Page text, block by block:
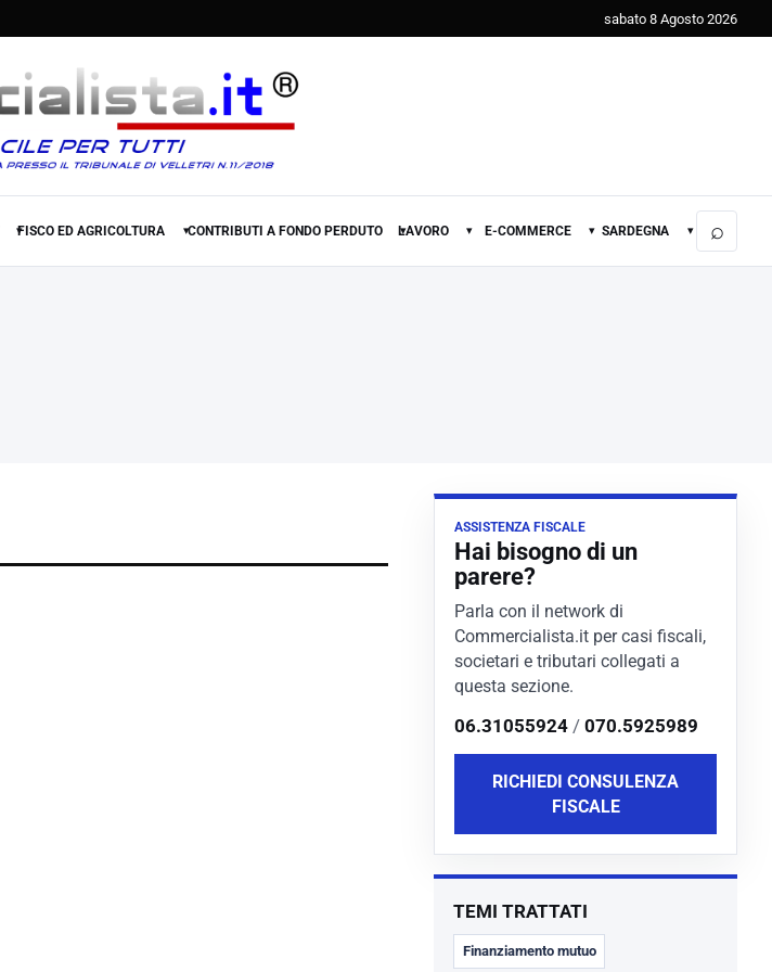
sabato 8 Agosto 2026
▾
FISCO ED AGRICOLTURA ▾CONTRIBUTI A FONDO PERDUTO ▾
LAVORO ▾ E-COMMERCE ▾ SARDEGNA ▾ ⌕
ASSISTENZA FISCALE
Hai bisogno di un
parere?
Parla con il network di
Commercialista.it per casi fiscali,
societari e tributari collegati a
questa sezione.
06.31055924 / 070.5925989
RICHIEDI CONSULENZA
FISCALE
TEMI TRATTATI
Finanziamento mutuo